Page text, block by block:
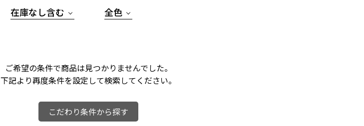
在庫なし含む 全色
ご希望の条件で商品は見つかりませんでした。
下記より再度条件を設定して検索してください。
こだわり条件から探す